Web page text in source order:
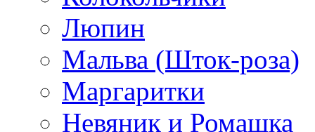
Люпин
Мальва (Шток-роза)
Маргаритки
Невяник и Ромашка